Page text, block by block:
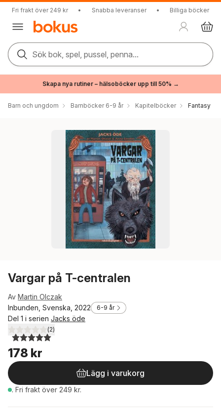
Fri frakt över 249 kr • Snabba leveranser • Billiga böcker
Sök bok, spel, pussel, penna...
Skapa nya rutiner – hälsoböcker upp till 50% →
Barn och ungdom Barnböcker 6-9 år Kapitelböcker Fantasy
Vargar på T-centralen
Av Martin Olczak
Inbunden, Svenska, 2022
6-9 år
Del 1 i serien Jacks öde
5,0utav 5 stjärnor. Totalt antal röster:
(2)
178 kr
Lägg i varukorg
. Fri frakt över 249 kr.